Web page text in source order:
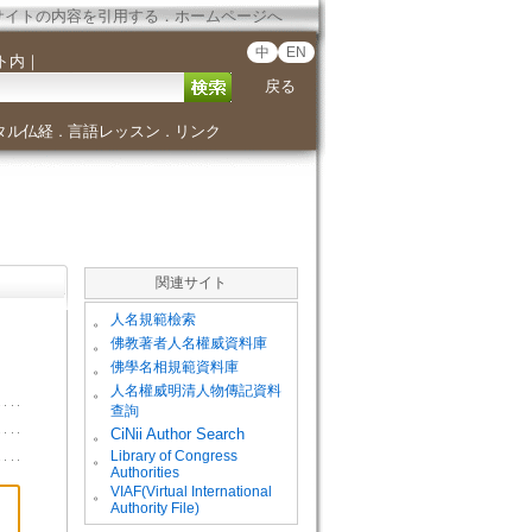
イトの内容を引用する．ホームページへ
内 ｜ 中 EN
戻る
ル仏経． 言語レッスン ． リンク
関連サイト
。 人名規範檢索
。 佛教著者人名權威資料庫
。 佛學名相規範資料庫
。
人名權威明清人物傳記資料
查詢
。
CiNii Author Search
。
Library of Congress
Authorities
。
VIAF(Virtual International
Authority File)